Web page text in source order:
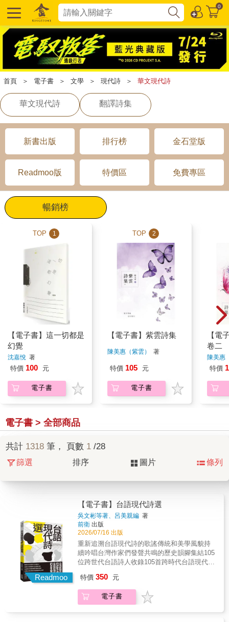
0
首頁 ＞ 電子書 ＞ 文學 ＞ 現代詩 ＞ 華文現代詩
華文現代詩 翻譯詩集
新書出版 排行榜 金石堂版
Readmoo版 特價區 免費專區
暢銷榜
TOP 1
【電子書】這一切都是
幻覺
沈嘉悅 著
特價 100 元
電子書
TOP 2
【電子書】紫雲詩集
陳美惠（紫雲） 著
特價 105 元
電子書
【電
卷二
陳美惠
特價
電子書 > 全部商品
共計 1318 筆， 頁數 1 /28
篩選 排序 圖片 條列
Readmoo
【電子書】台語現代詩選
吳文彬等著、呂美親編 著
前衛 出版
2026/07/16 出版
重新追溯台語現代詩的歌謠傳統和美學風貌持
續吟唱台灣作家們發聲共鳴的歷史韻腳集結105
位跨世代台語詩人收錄105首跨時代台語現代詩
多語閱讀「新」視界──戰前──吳文彬．鄭溪
泮．賴仁聲．林燕臣．蔡培火吳新榮．賴
和．章王由．柯維思．楊 華陳君玉──戰後到
特價 350 元
電子書